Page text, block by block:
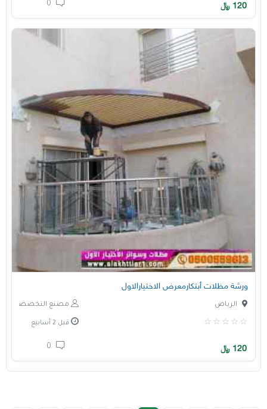
120 ﷼
ورشة مظلات أبتكارمعرض الاختيارالاول
مصنع التخصصي الرياض
قبل 2 أسابيع
120 ﷼